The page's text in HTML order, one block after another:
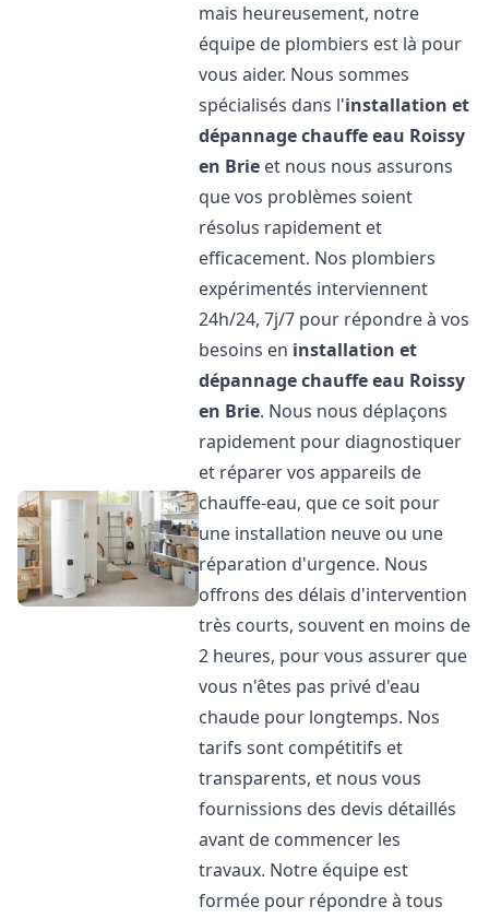
mais heureusement, notre
équipe de plombiers est là pour
vous aider. Nous sommes
spécialisés dans l'installation et
dépannage chauffe eau Roissy
en Brie et nous nous assurons
que vos problèmes soient
résolus rapidement et
efficacement. Nos plombiers
expérimentés interviennent
24h/24, 7j/7 pour répondre à vos
besoins en installation et
dépannage chauffe eau Roissy
en Brie. Nous nous déplaçons
rapidement pour diagnostiquer
et réparer vos appareils de
chauffe-eau, que ce soit pour
une installation neuve ou une
réparation d'urgence. Nous
offrons des délais d'intervention
très courts, souvent en moins de
2 heures, pour vous assurer que
vous n'êtes pas privé d'eau
chaude pour longtemps. Nos
tarifs sont compétitifs et
transparents, et nous vous
fournissions des devis détaillés
avant de commencer les
travaux. Notre équipe est
formée pour répondre à tous